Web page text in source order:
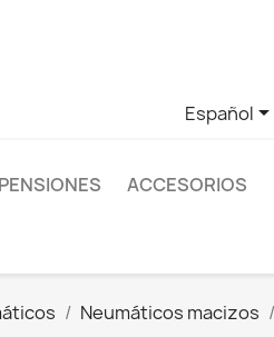
Español
ACCESORIOS
Neumáticos macizos